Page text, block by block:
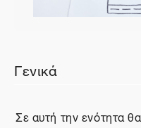
Γενικά
Σε αυτή την ενότητα